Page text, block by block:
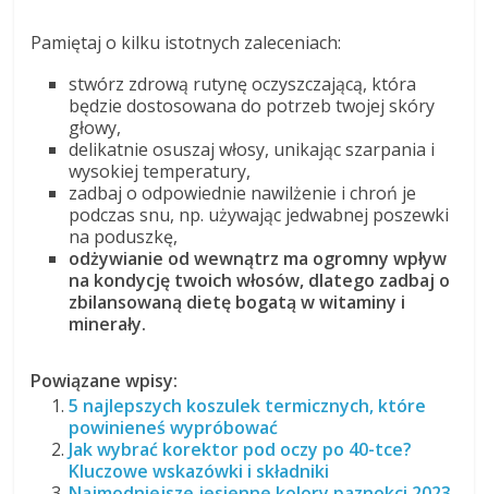
Pamiętaj o kilku istotnych zaleceniach:
stwórz zdrową rutynę oczyszczającą, która
będzie dostosowana do potrzeb twojej skóry
głowy,
delikatnie osuszaj włosy, unikając szarpania i
wysokiej temperatury,
zadbaj o odpowiednie nawilżenie i chroń je
podczas snu, np. używając jedwabnej poszewki
na poduszkę,
odżywianie od wewnątrz ma ogromny wpływ
na kondycję twoich włosów, dlatego zadbaj o
zbilansowaną dietę bogatą w witaminy i
minerały.
Powiązane wpisy:
5 najlepszych koszulek termicznych, które
powinieneś wypróbować
Jak wybrać korektor pod oczy po 40-tce?
Kluczowe wskazówki i składniki